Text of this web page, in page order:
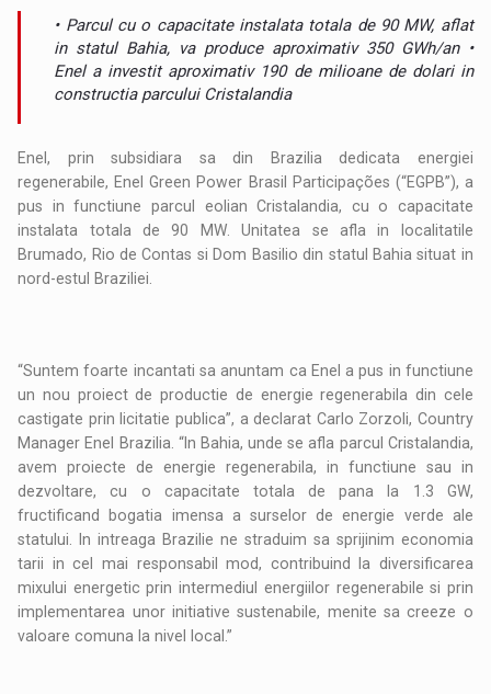
• Parcul cu o capacitate instalata totala de 90 MW, aflat
in statul Bahia, va produce aproximativ 350 GWh/an •
Enel a investit aproximativ 190 de milioane de dolari in
constructia parcului Cristalandia
Enel, prin subsidiara sa din Brazilia dedicata energiei
regenerabile, Enel Green Power Brasil Participações (“EGPB”), a
pus in functiune parcul eolian Cristalandia, cu o capacitate
instalata totala de 90 MW. Unitatea se afla in localitatile
Brumado, Rio de Contas si Dom Basilio din statul Bahia situat in
nord-estul Braziliei.
“Suntem foarte incantati sa anuntam ca Enel a pus in functiune
un nou proiect de productie de energie regenerabila din cele
castigate prin licitatie publica”, a declarat Carlo Zorzoli, Country
Manager Enel Brazilia. “In Bahia, unde se afla parcul Cristalandia,
avem proiecte de energie regenerabila, in functiune sau in
dezvoltare, cu o capacitate totala de pana la 1.3 GW,
fructificand bogatia imensa a surselor de energie verde ale
statului. In intreaga Brazilie ne straduim sa sprijinim economia
tarii in cel mai responsabil mod, contribuind la diversificarea
mixului energetic prin intermediul energiilor regenerabile si prin
implementarea unor initiative sustenabile, menite sa creeze o
valoare comuna la nivel local.”